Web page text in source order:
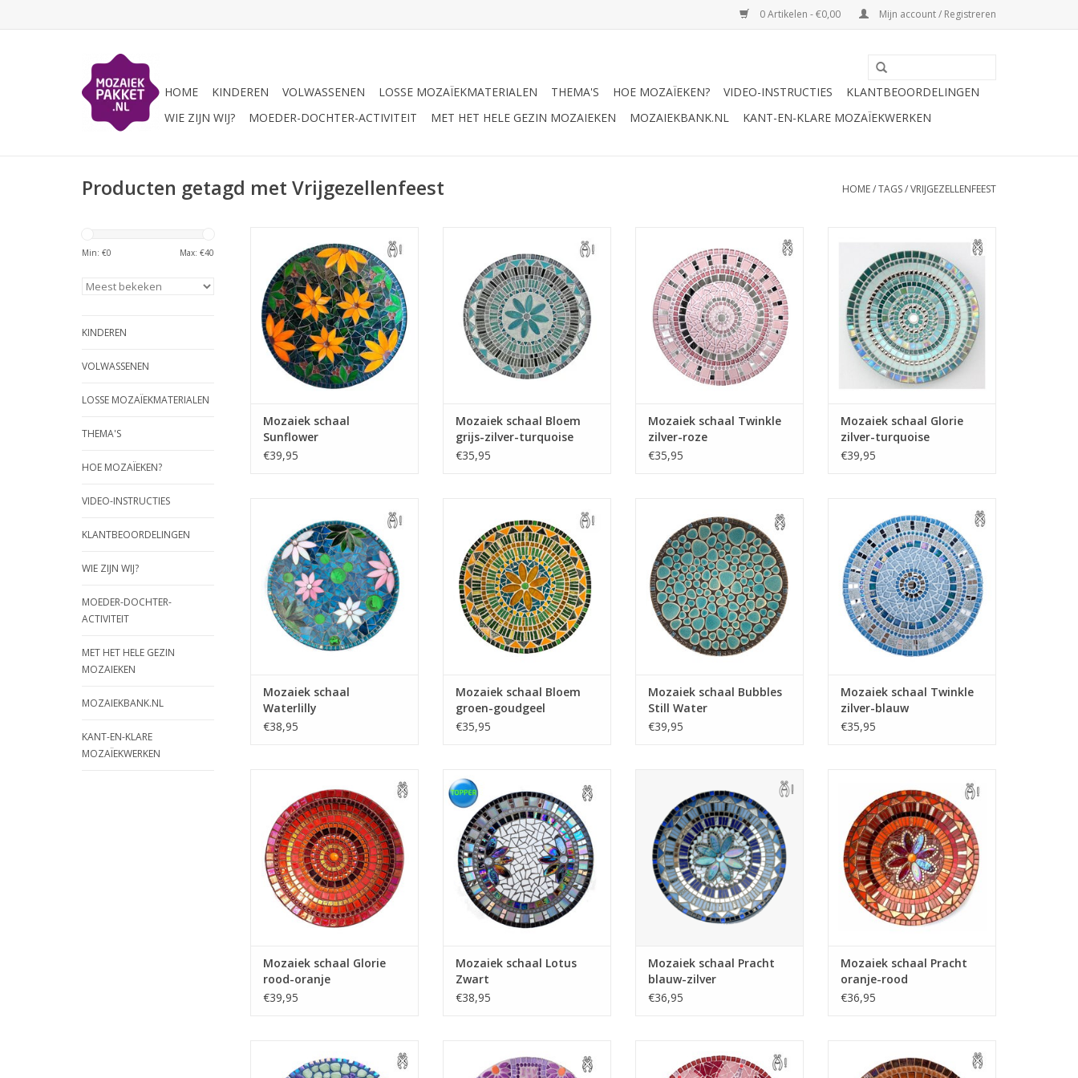
0 Artikelen - €0,00 Mijn account / Registreren
HOME KINDEREN VOLWASSENEN LOSSE MOZAÏEKMATERIALEN THEMA'S HOE MOZAÏEKEN? VIDEO-INSTRUCTIES
KLANTBEOORDELINGEN
WIE ZIJN WIJ?
MOEDER-DOCHTER-ACTIVITEIT MET HET HELE GEZIN MOZAIEKEN MOZAIEKBANK.NL KANT-EN-KLARE MOZAÏEKWERKEN
Producten getagd met Vrijgezellenfeest HOME/TAGS/VRIJGEZELLENFEEST
Min: €0 Max: €40
KINDEREN
VOLWASSENEN
LOSSE MOZAÏEKMATERIALEN
THEMA'S
HOE MOZAÏEKEN?
VIDEO-INSTRUCTIES
KLANTBEOORDELINGEN
WIE ZIJN WIJ?
MOEDER-DOCHTER-
ACTIVITEIT
MET HET HELE GEZIN
MOZAIEKEN
MOZAIEKBANK.NL
KANT-EN-KLARE
MOZAÏEKWERKEN
een mozaiekschaal helemaal zelf!
Incl. alle mozaiekmaterialen
(m.u.v. tang)
TOEVOEGEN AAN WINKELWAGEN
Mozaiek schaal
Sunflower
€39,95
uit door zijn krachtige stijl. Pakket
incl. alle mozaiekmaterialen,
m.u.v. tang
TOEVOEGEN AAN WINKELWAGEN
Mozaiek schaal Bloem
grijs-zilver-turquoise
€35,95
schaal helemaal zelf! Veel variatie
in mozaiek steentjes en mini-
spiegeltjes.
TOEVOEGEN AAN WINKELWAGEN
Mozaiek schaal Twinkle
zilver-roze
€35,95
helemaal zelf! Dit mozaiek pakket
heeft veel variatie in mozaiek
steentjes. Geen gereedschap
nodig!
TOEVOEGEN AAN WINKELWAGEN
Mozaiek schaal Glorie
zilver-turquoise
€39,95
een mozaiekschaal helemaal zelf!
Incl. alle mozaiekmaterialen
(m.u.v. tang)
TOEVOEGEN AAN WINKELWAGEN
Mozaiek schaal
Waterlilly
€38,95
interieur. Maak hem zelf! Incl. alle
mozaiekmaterialen, m.u.v. tang
TOEVOEGEN AAN WINKELWAGEN
Mozaiek schaal Bloem
groen-goudgeel
€35,95
met gemak zelf! Alle benodigde
materialen in het mozaiek pakket
aanwezig. Geen gereedschap
nodig.
TOEVOEGEN AAN WINKELWAGEN
Mozaiek schaal Bubbles
Still Water
€39,95
helemaal zelf! Dit mozaiek pakket
heeft veel variatie in mozaiek
steentjes en mini-spiegeltjes.
TOEVOEGEN AAN WINKELWAGEN
Mozaiek schaal Twinkle
zilver-blauw
€35,95
met gemak zelf! Alle benodigde
materialen in het mozaiek pakket
aanwezig. Geen gereedschap
nodig.
TOEVOEGEN AAN WINKELWAGEN
Mozaiek schaal Glorie
rood-oranje
€39,95
Deze topper past overal.
Mozaiek hem zelf en u ontvangt
veel complimenten, let maar
eens op. Geen gereedschap
nodig!
TOEVOEGEN AAN WINKELWAGEN
Mozaiek schaal Lotus
Zwart
€38,95
zelf maken? Als mozaiek pakket
te bestellen, incl. alle
mozaiekmaterialen (m.u.v. tang)
TOEVOEGEN AAN WINKELWAGEN
Mozaiek schaal Pracht
blauw-zilver
€36,95
zelf maken? Als mozaiek pakket
te bestellen, incl. alle
mozaiekmaterialen (m.u.v. tang)
TOEVOEGEN AAN WINKELWAGEN
Mozaiek schaal Pracht
oranje-rood
€36,95
verschillende soorten
Mozaiek hem zelf en u ontvangt
in huis als mozaiek pakket. Incl.
mozaiek pakket heeft u een